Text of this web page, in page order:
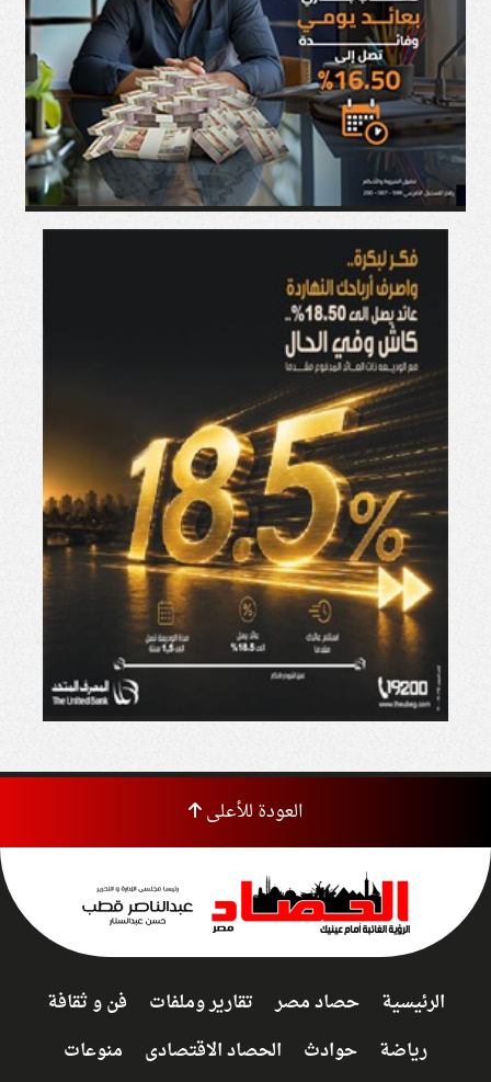
العودة للأعلى
الرئيسية حصاد مصر تقارير وملفات
فن و ثقافة
رياضة
حوادث الحصاد الاقتصادى منوعات